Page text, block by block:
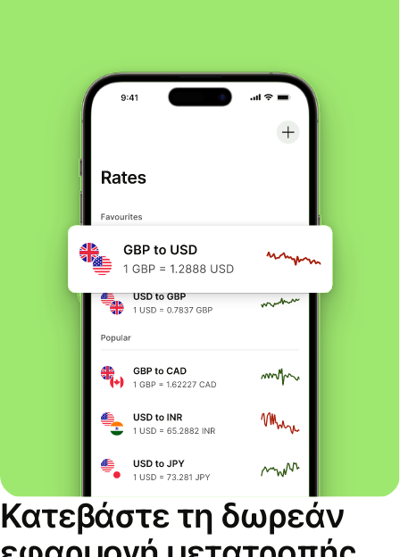
Κατεβάστε τη δωρεάν